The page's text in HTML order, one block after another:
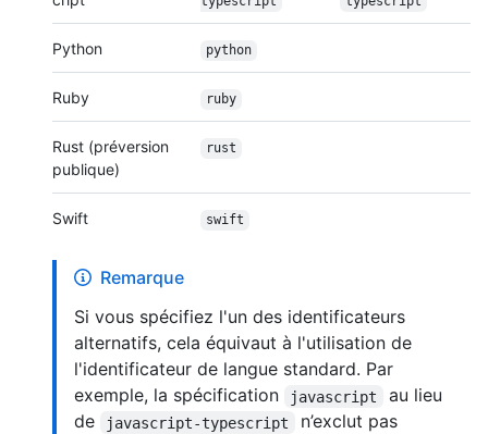
Python python
Ruby ruby
Rust (préversion
publique)
rust
Swift swift
Remarque
Si vous spécifiez l'un des identificateurs
alternatifs, cela équivaut à l'utilisation de
l'identificateur de langue standard. Par
exemple, la spécification
javascript
au lieu
de
javascript-typescript
n’exclut pas